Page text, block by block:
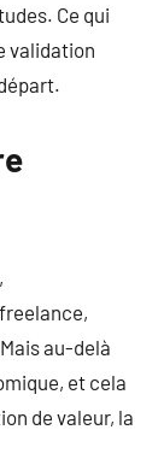
Ce qui
validation
au-delà
et cela
de valeur, la